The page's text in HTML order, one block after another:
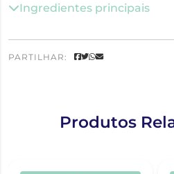
Ingredientes principais
PARTILHAR:
Produtos